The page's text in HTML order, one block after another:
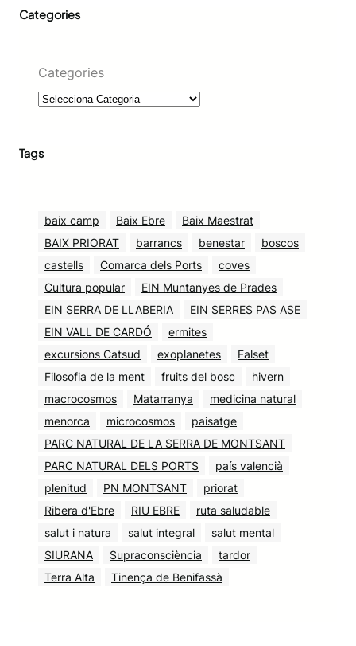
Categories
Categories
Tags
baix camp Baix Ebre
Baix Maestrat
BAIX PRIORAT
barrancs benestar
boscos
castells
Comarca dels Ports
coves
Cultura popular
EIN Muntanyes de Prades
EIN SERRA DE LLABERIA
EIN SERRES PAS ASE
EIN VALL DE CARDÓ
ermites
excursions Catsud
exoplanetes
Falset
Filosofia de la ment
fruits del bosc
hivern
macrocosmos
Matarranya
medicina natural
menorca
microcosmos
paisatge
PARC NATURAL DE LA SERRA DE MONTSANT
PARC NATURAL DELS PORTS
país valencià
plenitud
PN MONTSANT
priorat
Ribera d'Ebre
RIU EBRE
ruta saludable
salut i natura
salut integral
salut mental
SIURANA
Supraconsciència
tardor
Terra Alta
Tinença de Benifassà